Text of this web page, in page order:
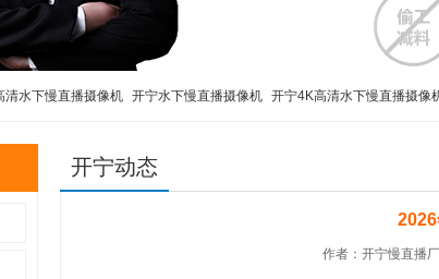
清水下慢直播摄像机 开宁水下慢直播摄像机 开宁4K高清水下慢直播摄像
慢直播智能球机
开宁动态
作者：开宁慢直播